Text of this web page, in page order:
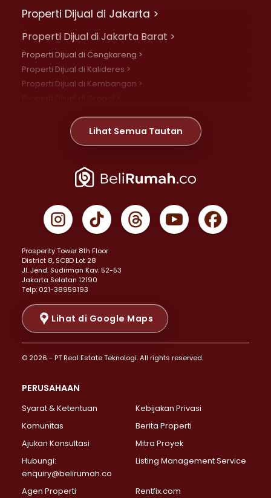
Properti Dijual di Jakarta >
Properti Dijual di Jakarta Barat >
Properti Dijual di Cengkareng >
Properti Dijual di Kalideres >
Properti Dijual di Kembangan >
Properti Dijual di Meruya >
Properti Dijual di Jelambar >
Properti Dijual di Jakarta Pusat >
Properti Dijual di Gambir >
Properti Dijual di Johar Baru >
Properti Dijual di Menteng >
Properti Dijual di Senen >
Properti Dijual di Tanah Abang >
Properti Dijual di Cikini >
Properti Dijual di Kramat >
Properti Dijual di Pasar Baru >
Properti Dijual di Bendungan Hilir >
Properti Dijual di Jakarta Selatan >
Properti Dijual di Lebak Bulus >
Properti Dijual di Gandaria Selatan >
Properti Dijual di Pondok Labu >
Properti Dijual di Lenteng Agung >
Properti Dijual di Senayan >
Properti Dijual di Pondok Pinang >
Lihat Semua Tautan
Prosperity Tower 8th Floor
District 8, SCBD Lot 28
JI. Jend. Sudirman Kav. 52-53
Jakarta Selatan 12190
Telp: 021-38959193
Lihat di Google Maps
© 2026 - PT Real Estate Teknologi. All rights reserved.
PERUSAHAAN
Syarat & Ketentuan
Kebijakan Privasi
Komunitas
Berita Properti
Ajukan Konsultasi
Mitra Proyek
Hubungi:
enquiry@belirumah.co
Listing Management Service
Agen Properti Rentfix.com